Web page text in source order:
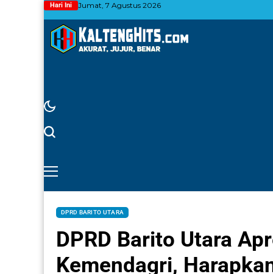
Hari Ini Jumat, 7 Agustus 2026
DPRD BARITO UTARA
DPRD Barito Utara
Kemendagri,